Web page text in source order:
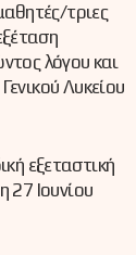
τριες
λόγου και
Λυκείου
εξεταστική
27 Ιουνίου